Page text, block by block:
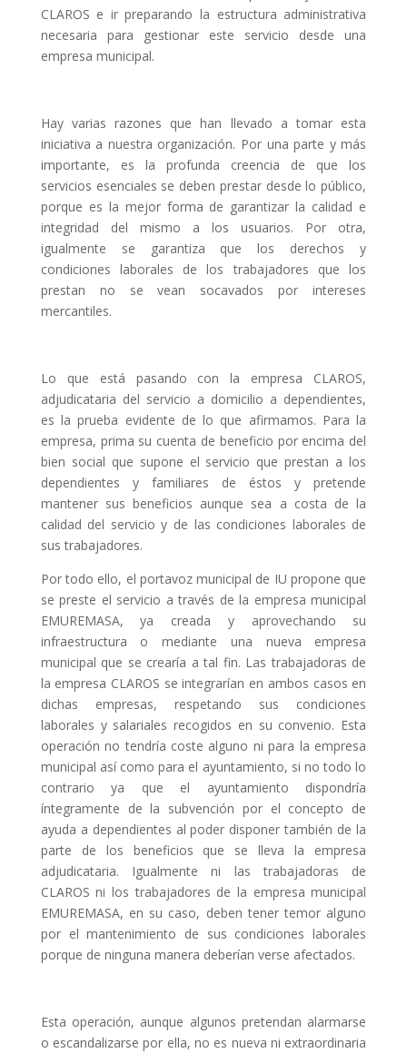
CLAROS e ir preparando la estructura administrativa
necesaria para gestionar este servicio desde una
empresa municipal.
Hay varias razones que han llevado a tomar esta
iniciativa a nuestra organización. Por una parte y más
importante, es la profunda creencia de que los
servicios esenciales se deben prestar desde lo público,
porque es la mejor forma de garantizar la calidad e
integridad del mismo a los usuarios. Por otra,
igualmente se garantiza que los derechos y
condiciones laborales de los trabajadores que los
prestan no se vean socavados por intereses
mercantiles.
Lo que está pasando con la empresa CLAROS,
adjudicataria del servicio a domicilio a dependientes,
es la prueba evidente de lo que afirmamos. Para la
empresa, prima su cuenta de beneficio por encima del
bien social que supone el servicio que prestan a los
dependientes y familiares de éstos y pretende
mantener sus beneficios aunque sea a costa de la
calidad del servicio y de las condiciones laborales de
sus trabajadores.
Por todo ello, el portavoz municipal de IU propone que
se preste el servicio a través de la empresa municipal
EMUREMASA, ya creada y aprovechando su
infraestructura o mediante una nueva empresa
municipal que se crearía a tal fin. Las trabajadoras de
la empresa CLAROS se integrarían en ambos casos en
dichas empresas, respetando sus condiciones
laborales y salariales recogidos en su convenio. Esta
operación no tendría coste alguno ni para la empresa
municipal así como para el ayuntamiento, si no todo lo
contrario ya que el ayuntamiento dispondría
íntegramente de la subvención por el concepto de
ayuda a dependientes al poder disponer también de la
parte de los beneficios que se lleva la empresa
adjudicataria. Igualmente ni las trabajadoras de
CLAROS ni los trabajadores de la empresa municipal
EMUREMASA, en su caso, deben tener temor alguno
por el mantenimiento de sus condiciones laborales
porque de ninguna manera deberían verse afectados.
Esta operación, aunque algunos pretendan alarmarse
o escandalizarse por ella, no es nueva ni extraordinaria